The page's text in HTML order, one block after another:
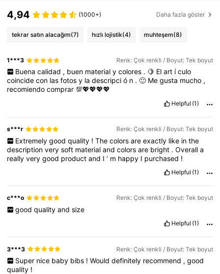
4,94 (1000+) Daha fazla göster
tekrar satın alacağım(7) hızlı lojistik(4) muhteşem(8)
1***3 Renk: Çok renkli / Boyut: Tek boyut
Buena calidad , buen material y colores . 🍋 El art ículo
coincidecon lasfotosy ladescripció n .🙂 Megusta mucho ,
recomiendocomprar💯💖💖💖💖
Helpful (1)
s***r Renk: Çok renkli / Boyut: Tek boyut
Extremely good quality ! The colors are exactly like in the
descriptionverysoft materialandcolorsare bright .Overalla
reallyverygood productand I’ m happy I purchased !
Helpful (1)
c***o Renk: Çok renkli / Boyut: Tek boyut
good quality and size
Helpful (1)
3***3 Renk: Çok renkli / Boyut: Tek boyut
Super nice baby bibs ! Would definitely recommend , good
quality !